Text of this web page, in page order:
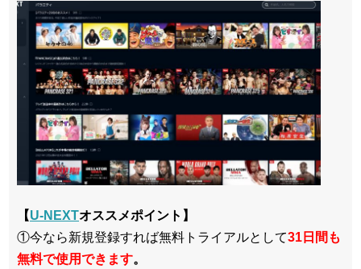
【U-NEXTオススメポイント】
①今なら新規登録すれば無料トライアルとして31日間も
無料で使用できます。